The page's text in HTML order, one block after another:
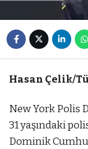
Hasan Çelik/
New York Polis
31 yaşındaki
Dominik